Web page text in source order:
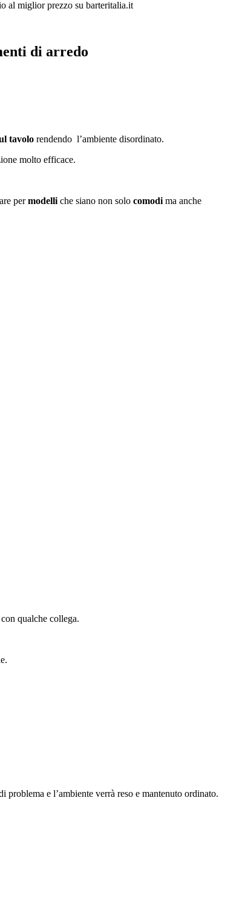
al miglior prezzo su barteritalia.it
di arredo
tavolo rendendo l’ambiente disordinato.
molto efficace.
permodelli che siano non solo comodi ma anche
qualche collega.
e l’ambiente verrà reso e mantenuto ordinato.